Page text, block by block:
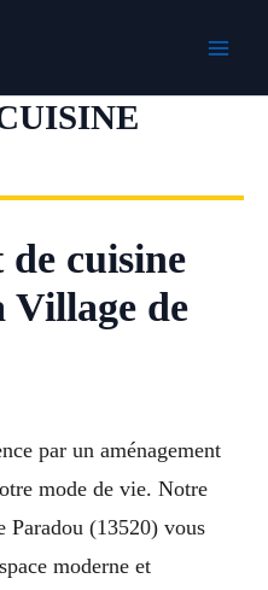
de cuisine
Village de
par un aménagement
mode de vie. Notre
Paradou (13520) vous
moderne et